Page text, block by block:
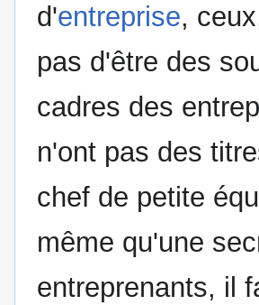
d'entreprise,
pas d'être des
cadres des
n'ont pas des
chef de petite
même qu'une
entreprenants, il